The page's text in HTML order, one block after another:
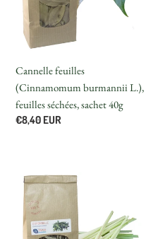
feuilles
séchées,
sachet
Cannelle feuilles
(Cinnamomum burmannii L.),
feuilles séchées, sachet 40g
Prix
€8,40 EUR
Citronnelle
(Cymbopogon
citratus),
feuilles